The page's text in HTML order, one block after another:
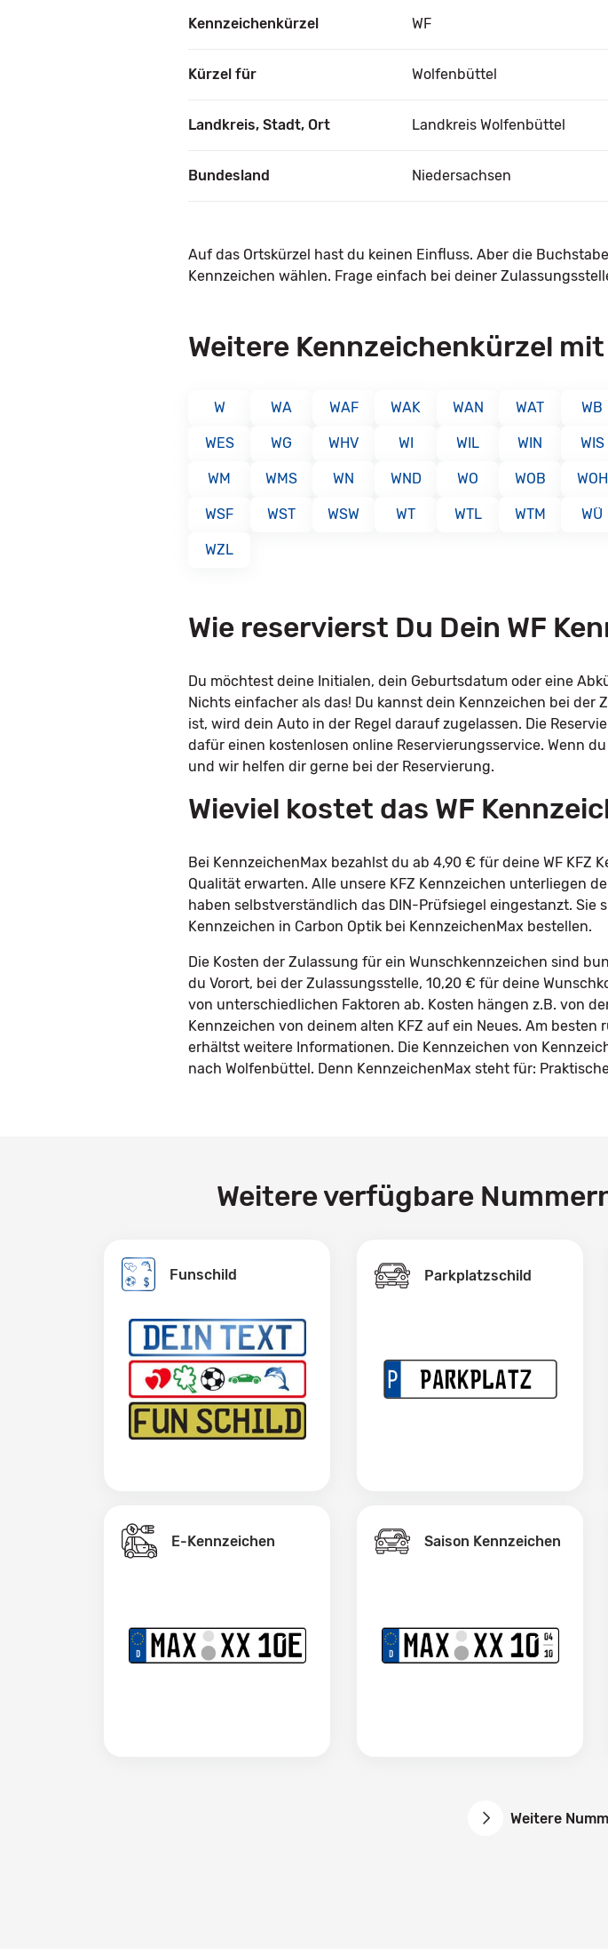
Kennzeichenkürzel WF
Kürzel für Wolfenbüttel
Landkreis, Stadt, Ort Landkreis Wolfenbüttel
Bundesland Niedersachsen
Auf das Ortskürzel hast du keinen Einfluss. Aber die
Kennzeichen wählen. Frage einfach bei deiner
Weitere Kennzeichenkürzel
W WA WAF WAK WAN WAT WB
WES WG WHV WI WIL WIN WIS
WM WMS WN WND WO WOB WOH
WSF WST WSW WT WTL WTM WÜ
WZL
Wie reservierst Du Dein WF
Du möchtest deine Initialen, dein Geburtsdatum oder eine
Nichts einfacher als das! Du kannst dein Kennzeichen bei
ist, wird dein Auto in der Regel darauf zugelassen. Die
dafür einen kostenlosen online Reservierungsservice. Wenn
und wir helfen dir gerne bei der Reservierung.
Wieviel kostet das WF
Bei KennzeichenMax bezahlst du ab 4,90 € für deine WF KFZ
Qualität erwarten. Alle unsere KFZ Kennzeichen unterliegen
haben selbstverständlich das DIN-Prüfsiegel eingestanzt.
Kennzeichen in Carbon Optik bei KennzeichenMax bestellen.
Die Kosten der Zulassung für ein Wunschkennzeichen sind
du Vorort, bei der Zulassungsstelle, 10,20 € für deine
von unterschiedlichen Faktoren ab. Kosten hängen z.B. von
Kennzeichen von deinem alten KFZ auf ein Neues. Am
erhältst weitere Informationen. Die Kennzeichen von
nach Wolfenbüttel. Denn KennzeichenMax steht für:
Weitere verfügbare
Funschild Parkplatzschild
E-Kennzeichen Saison Kennzeichen
Weitere